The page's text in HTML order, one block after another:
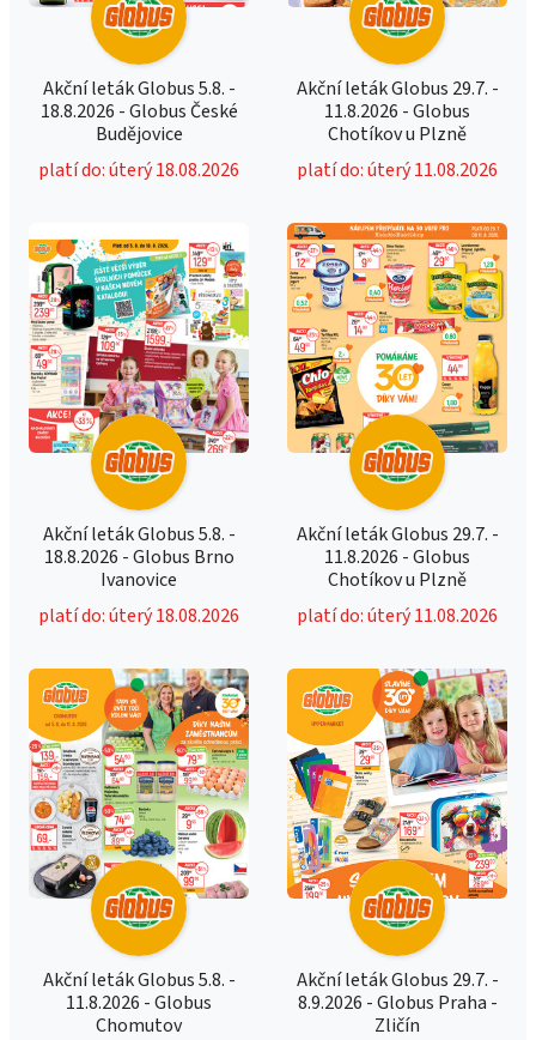
Akční leták Globus 5.8. -
18.8.2026 - Globus České
Budějovice
platí do: úterý 18.08.2026
Akční leták Globus 29.7. -
11.8.2026 - Globus
Chotíkov u Plzně
platí do: úterý 11.08.2026
Akční leták Globus 5.8. -
18.8.2026 - Globus Brno
Ivanovice
platí do: úterý 18.08.2026
Akční leták Globus 29.7. -
11.8.2026 - Globus
Chotíkov u Plzně
platí do: úterý 11.08.2026
Akční leták Globus 5.8. -
11.8.2026 - Globus
Chomutov
Akční leták Globus 29.7. -
8.9.2026 - Globus Praha -
Zličín